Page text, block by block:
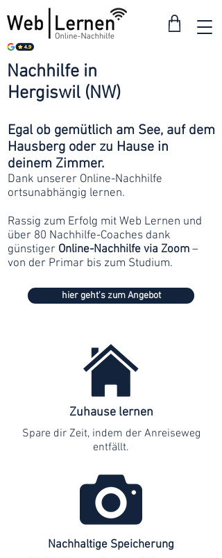
Hergiswil (NW)
Nachhilfe in
Egal ob gemütlich am See, auf dem
Hausberg oder zu Hause in
deinem Zimmer.
Dank unserer Online-Nachhilfe
ortsunabhängig lernen.
Rassig zum Erfolg mit Web Lernen und
über 80 Nachhilfe-Coaches dank
günstiger Online-Nachhilfe via Zoom –
von der Primar bis zum Studium.
hier geht's zum Angebot
Zuhause lernen
Spare dir Zeit, indem der Anreiseweg
entfällt.
Nachhaltige Speicherung